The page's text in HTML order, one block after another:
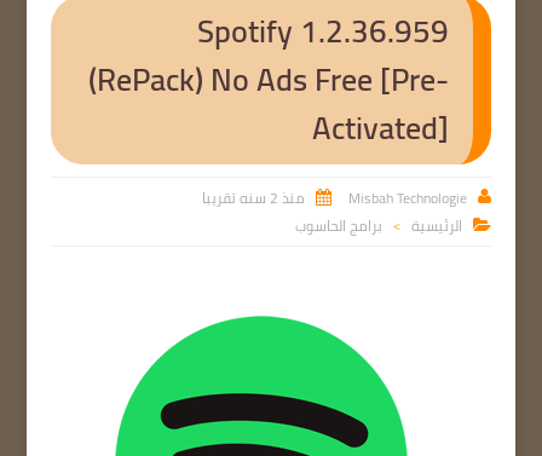
Spotify 1.2.36.959
(RePack) No Ads Free [Pre-
Activated]

Misbah Technologie
 منذ 2 سنه تقريبا
 الرئيسية > برامج الحاسوب